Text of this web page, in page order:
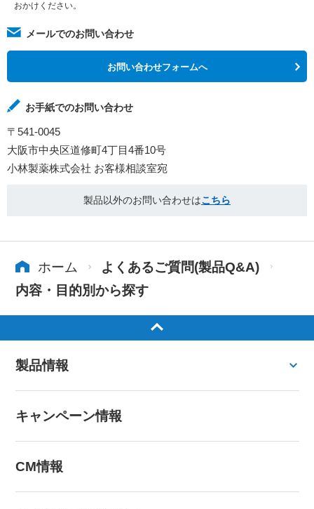
おかけください。
メールでのお問い合わせ
お問い合わせフォームへ
お手紙でのお問い合わせ
〒541-0045
大阪市中央区道修町4丁目4番10号
小林製薬株式会社 お客様相談室宛
製品以外のお問い合わせはこちら
ホーム
よくあるご質問(製品Q&A)
内容・目的別から探す
製品情報
キャンペーン情報
CM情報